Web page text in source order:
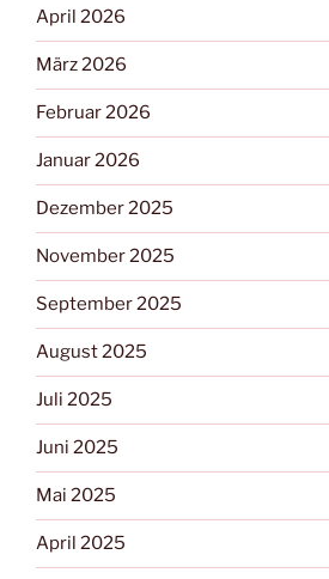
April 2026
März 2026
Februar 2026
Januar 2026
Dezember 2025
November 2025
September 2025
August 2025
Juli 2025
Juni 2025
Mai 2025
April 2025